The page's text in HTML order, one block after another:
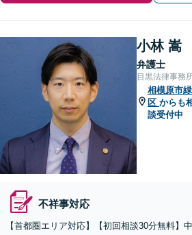
小林 嵩
弁護士
目黒法律事務
相模原市緑
区 からも
談受付中
不祥事対応
【首都圏エリア対応】【初回相談30分無料】